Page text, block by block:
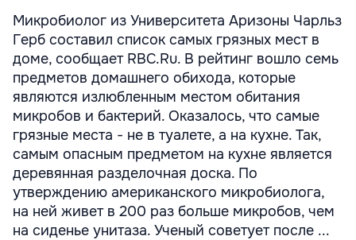
Микробиолог из Университета Аризоны Чарльз
Герб составил список самых грязных мест в
доме, сообщает RBC.Ru. В рейтинг вошло семь
предметов домашнего обихода, которые
являются излюбленным местом обитания
микробов и бактерий. Оказалось, что самые
грязные места - не в туалете, а на кухне. Так,
самым опасным предметом на кухне является
деревянная разделочная доска. По
утверждению американского микробиолога,
на ней живет в 200 раз больше микробов, чем
на сиденье унитаза. Ученый советует после ...